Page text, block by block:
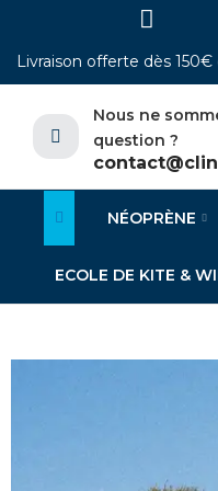
Livraison offerte dès 150€
Nous ne
question ?
NÉOPRÈNE
ECOLE DE KITE &